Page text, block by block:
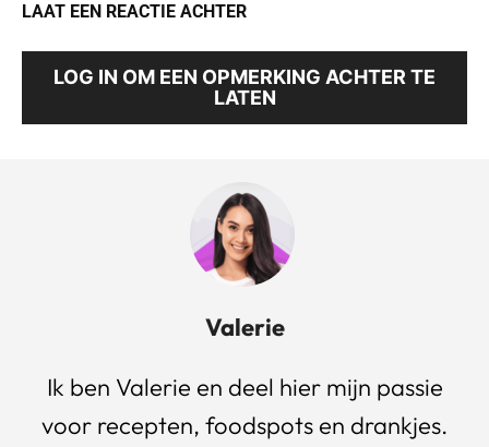
LAAT EEN REACTIE ACHTER
LOG IN OM EEN OPMERKING ACHTER TE
LATEN
Valerie
Ik ben Valerie en deel hier mijn passie
voor recepten, foodspots en drankjes.